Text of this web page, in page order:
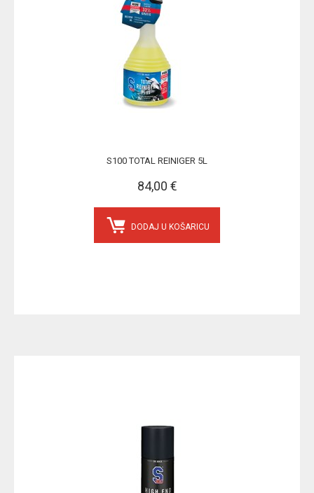
S100 TOTAL REINIGER 5L
84,00 €
DODAJ U KOŠARICU